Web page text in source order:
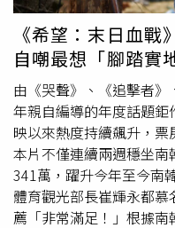
日常生活密切相關，國
政府及產業資源，依據
域，促進創新技術落地及
得到、用得起、用得安
生活圈。
的亞洲巡演，中島健人
台北，我被來自世界各
巡演將前往三個城市，希
想用我的愛包圍每一位
動。」一句話展現他對海
加期待演唱會的到來。中
大鴻藝術BIG ART提供）
《希望：末日血
自嘲最想「腳踏實地
由《哭聲》、《追擊者
年親自編導的年度話題
映以來熱度持續飆升，票
本片不僅連續兩週穩坐
341萬，躍升今年至今南
體育觀光部長崔輝永都
薦「非常滿足！」根據